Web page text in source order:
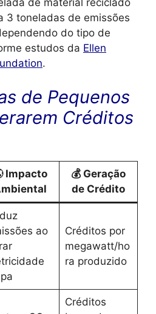
de material reciclado
3 toneladas de emissões
do tipo de
estudos da Ellen
.
de Pequenos
Créditos
Impacto
💰 Geração
de Crédito
ao
Créditos por
megawatt/ho
ra produzido
Créditos